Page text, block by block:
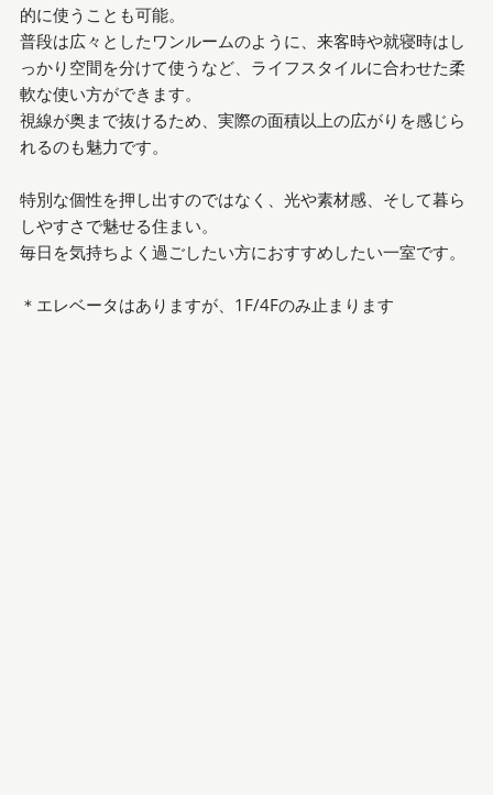
的に使うことも可能。
普段は広々としたワンルームのように、来客時や就寝時はし
っかり空間を分けて使うなど、ライフスタイルに合わせた柔
軟な使い方ができます。
視線が奥まで抜けるため、実際の面積以上の広がりを感じら
れるのも魅力です。
特別な個性を押し出すのではなく、光や素材感、そして暮ら
しやすさで魅せる住まい。
毎日を気持ちよく過ごしたい方におすすめしたい一室です。
＊エレベータはありますが、1F/4Fのみ止まります